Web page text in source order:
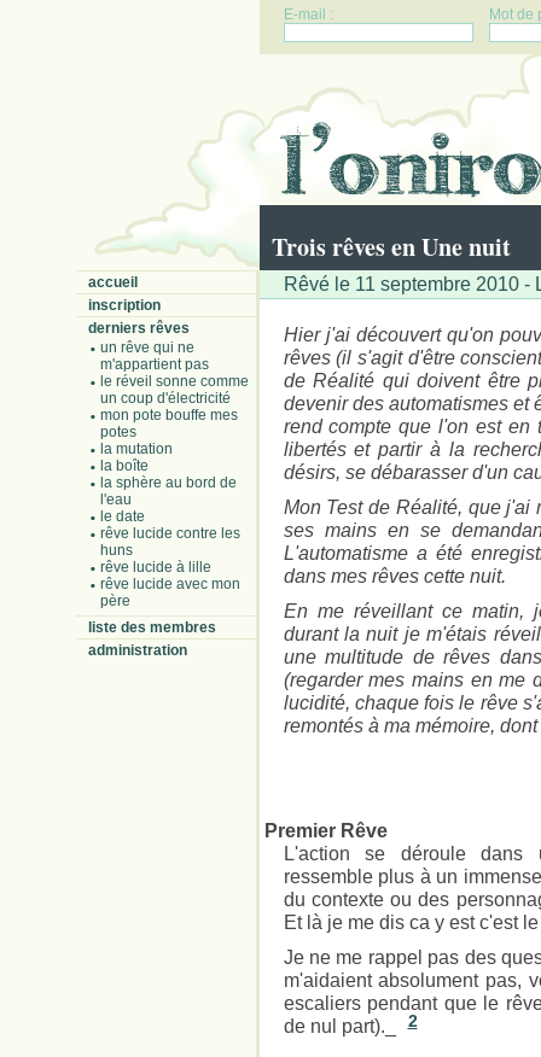
E-mail : Mot de
Trois rêves en Une nuit
accueil
inscription
derniers rêves
un rêve qui ne
m'appartient pas
le réveil sonne comme
un coup d'électricité
mon pote bouffe mes
potes
la mutation
la boîte
la sphère au bord de
l'eau
le date
rêve lucide contre les
huns
rêve lucide à lille
rêve lucide avec mon
père
liste des membres
administration
Rêvé le 11 septembre 2010 -
Hier j'ai découvert qu'on
rêves (il s'agit d'être
de Réalité qui doivent être
devenir des automatismes et
rend compte que l'on est en
libertés et partir à la
désirs, se débarasser d'un
Mon Test de Réalité, que j'ai
ses mains en se
L'automatisme a été
dans mes rêves cette nuit.
En me réveillant ce matin,
durant la nuit je m'étais
une multitude de rêves
(regarder mes mains en me
lucidité, chaque fois le rêve
remontés à ma mémoire,
Premier Rêve
L'action se déroule dans
ressemble plus à un
du contexte ou des
Et là je me dis ca y est c'est
Je ne me rappel pas des
m'aidaient absolument pas,
escaliers pendant que le
de nul part)._
2